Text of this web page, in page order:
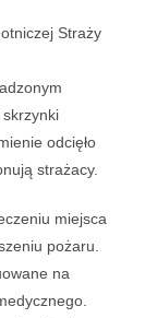
Straży
odcięło
strażacy.
miejsca
pożaru.
na